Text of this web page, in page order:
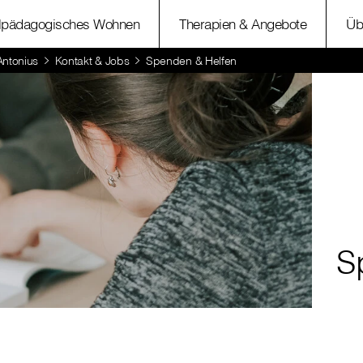
Wohnen Therapien & Angebote
Kontakt & Jobs Spenden & Helfen